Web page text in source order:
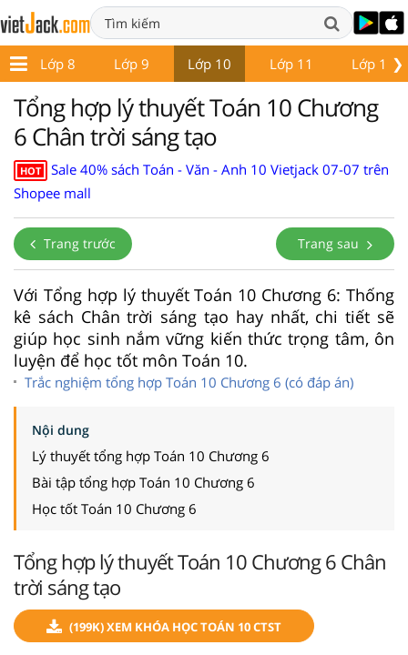
❯
Lớp 8 Lớp 9 Lớp 10 Lớp 11 Lớp 12
Tổng hợp lý thuyết Toán 10 Chương
6 Chân trời sáng tạo
HOT
Sale 40% sách Toán - Văn - Anh 10 Vietjack 07-07 trên
Shopee mall
Trang trước Trang sau
Với Tổng hợp lý thuyết Toán 10 Chương 6: Thống
kê sách Chân trời sáng tạo hay nhất, chi tiết sẽ
giúp học sinh nắm vững kiến thức trọng tâm, ôn
luyện để học tốt môn Toán 10.
Trắc nghiệm tổng hợp Toán 10 Chương 6 (có đáp án)
Nội dung
Lý thuyết tổng hợp Toán 10 Chương 6
Bài tập tổng hợp Toán 10 Chương 6
Học tốt Toán 10 Chương 6
Tổng hợp lý thuyết Toán 10 Chương 6 Chân
trời sáng tạo
(199K) XEM KHÓA HỌC TOÁN 10 CTST